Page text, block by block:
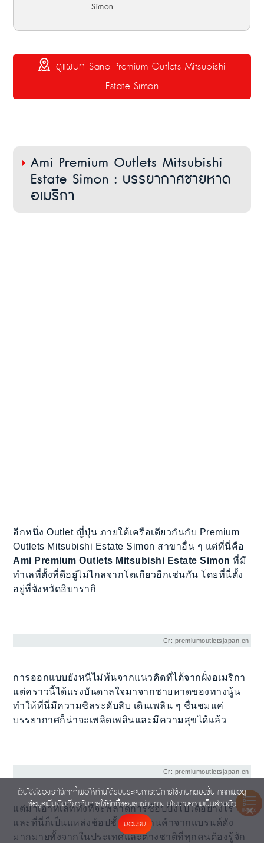
Simon
ดูแผนที่ Sano Premium Outlets Mitsubishi
Estate Simon
Ami Premium Outlets Mitsubishi
Estate Simon : บรรยากาศชายหาด
อเมริกา
อีกหนึ่ง Outlet ญี่ปุ่น ภายใต้เครือเดียวกันกับ Premium
Outlets Mitsubishi Estate Simon สาขาอื่น ๆ แต่ที่นี่คือ
Ami Premium Outlets Mitsubishi Estate Simon ที่มี
ทำเลที่ตั้งที่ดีอยู่ไม่ไกลจากโตเกียวอีกเช่นกัน โดยที่นี่ตั้ง
อยู่ที่จังหวัดอิบารากิ
Cr: premiumoutletsjapan.en
การออกแบบยังหนีไม่พ้นจากแนวคิดที่ได้จากฝั่งอเมริกา
แต่คราวนี้ได้แรงบันดาลใจมาจากชายหาดของทางนู้น
ทำให้ที่นี่มีความชิลระดับสิบ เดินเพลิน ๆ ชื่นชมแค่
บรรยากาศก็น่าจะเพลิดเพลินและมีความสุขได้แล้ว
Cr: premiumoutletsjapan.en
แต่มาเอาท์เล็ททั้งทีจะพลาดการช้อปปิ้งไปได้อย่างไร
และที่นี่ก็เป็นแหล่งช้อปชั้นดีที่มีร้านค้าจากแบรนด์ดัง
มากมายทั้งจากในประเทศและต่างชาติที่ทุกคนต้องรู้จัก
INDEX
เว็บไซต์ของเราใช้คุกกี้เพื่อให้ท่านได้รับประสบการณ์การใช้งานที่ดียิ่งขึ้น คลิกเพื่อดู
ข้อมูลเพิ่มเติมเกี่ยวกับการใช้คุ๊กกี้ของเราผ่านทางนโยบายความเป็นส่วนตัว
ยอมรับ